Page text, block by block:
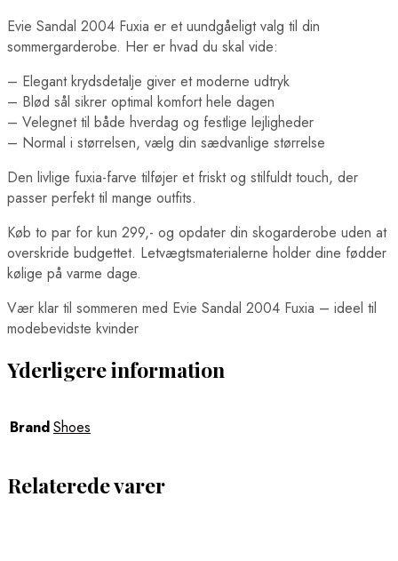
Evie Sandal 2004 Fuxia er et uundgåeligt valg til din
sommergarderobe. Her er hvad du skal vide:
– Elegant krydsdetalje giver et moderne udtryk
– Blød sål sikrer optimal komfort hele dagen
– Velegnet til både hverdag og festlige lejligheder
– Normal i størrelsen, vælg din sædvanlige størrelse
Den livlige fuxia-farve tilføjer et friskt og stilfuldt touch, der
passer perfekt til mange outfits.
Køb to par for kun 299,- og opdater din skogarderobe uden at
overskride budgettet. Letvægtsmaterialerne holder dine fødder
kølige på varme dage.
Vær klar til sommeren med Evie Sandal 2004 Fuxia – ideel til
modebevidste kvinder
Yderligere information
BrandShoes
Relaterede varer